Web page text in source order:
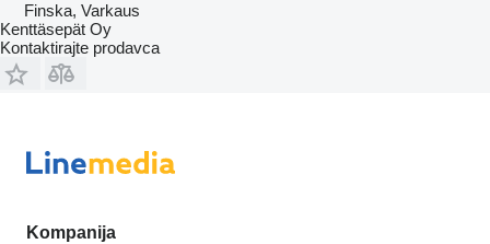
Finska, Varkaus
Kenttäsepät Oy
Kontaktirajte prodavca
Kompanija